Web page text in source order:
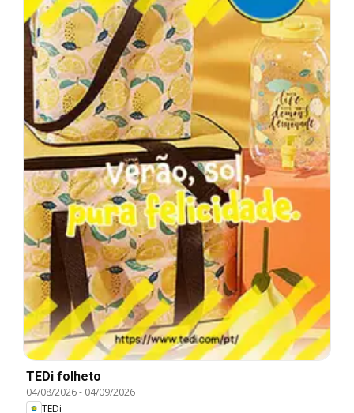
TEDi folheto
04/08/2026- 04/09/2026
TEDi